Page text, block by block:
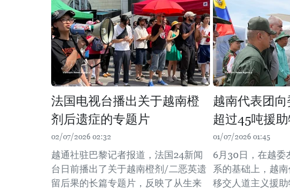
法国电视台播出关于越南橙
剂后遗症的专题片
02/07/2026 02:32
越通社驻巴黎记者报道，法国24新闻
台日前播出了关于越南橙剂/二恶英遗
留后果的长篇专题片，反映了从生来
越南代表团
超过45吨援
01/07/2026 01:45
6月30日，在越委
系的基础上，越
移交人道主义援